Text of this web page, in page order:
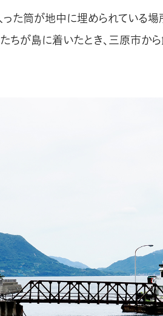
った筒が地中に埋められている
たちが島に着いたとき、三原市